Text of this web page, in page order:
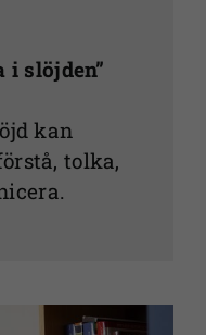
i slöjden”
kan
tolka,